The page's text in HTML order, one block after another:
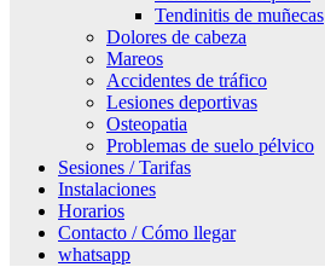
Tendinitis de muñecas
Dolores de cabeza
Mareos
Accidentes de tráfico
Lesiones deportivas
Osteopatia
Problemas de suelo pélvico
Sesiones / Tarifas
Instalaciones
Horarios
Contacto / Cómo llegar
whatsapp